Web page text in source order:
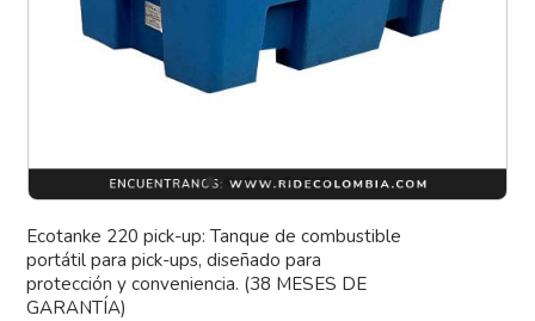
Ecotanke 220 pick-up: Tanque de combustible
portátil para pick-ups, diseñado para
protección y conveniencia. (38 MESES DE
GARANTÍA)